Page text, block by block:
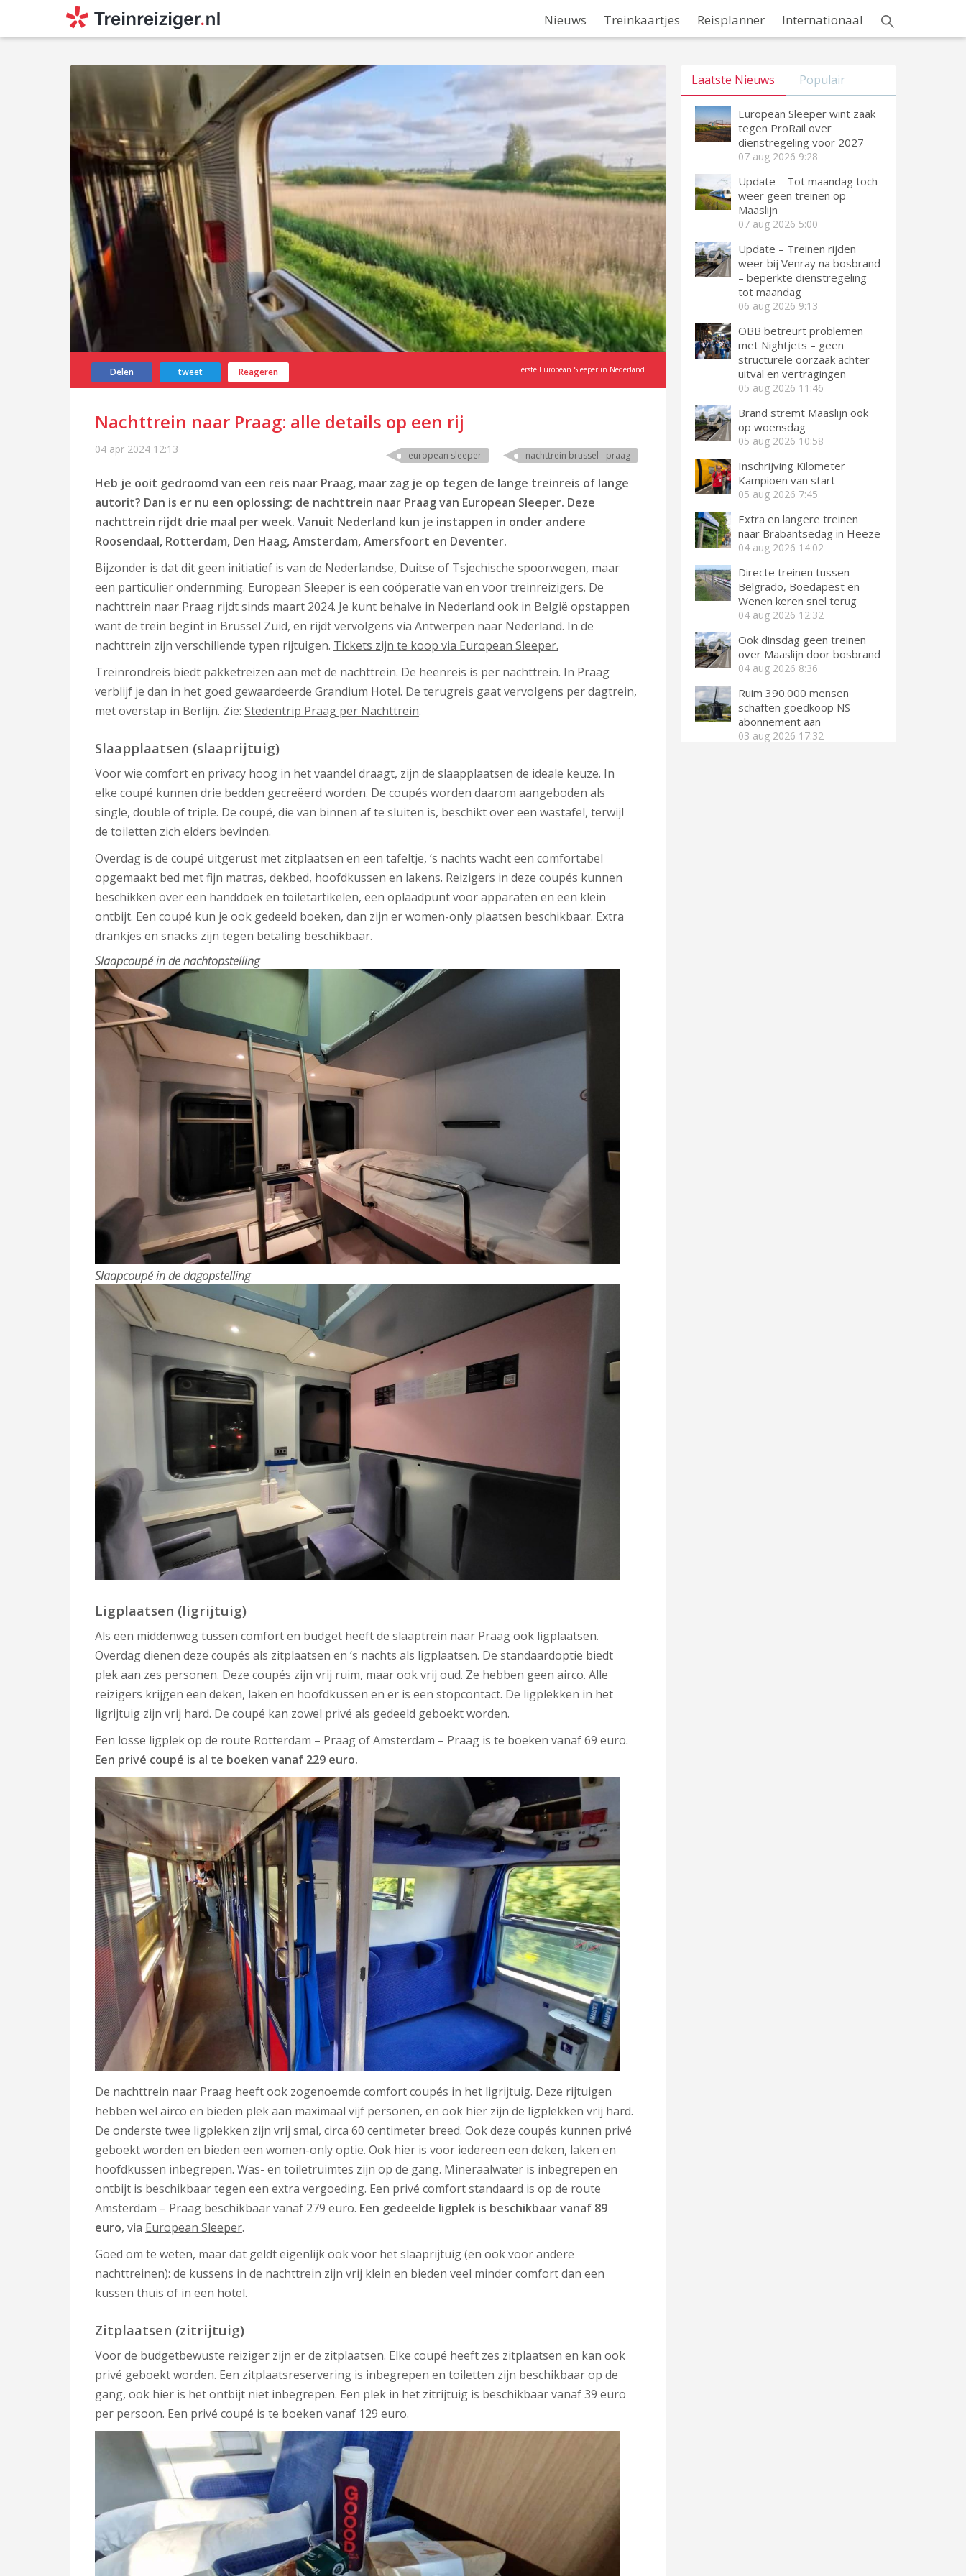
Nieuws Treinkaartjes Reisplanner Internationaal
Delen tweet Reageren Eerste European Sleeper in Nederland
Nachttrein naar Praag: alle details op een rij
04 apr 2024 12:13 european sleeper nachttrein brussel - praag
Heb je ooit gedroomd van een reis naar Praag, maar zag je op tegen de lange treinreis of lange
autorit? Dan is er nu een oplossing: de nachttrein naar Praag van European Sleeper. Deze
nachttrein rijdt drie maal per week. Vanuit Nederland kun je instappen in onder andere
Roosendaal, Rotterdam, Den Haag, Amsterdam, Amersfoort en Deventer.
Bijzonder is dat dit geen initiatief is van de Nederlandse, Duitse of Tsjechische spoorwegen, maar
een particulier ondernming. European Sleeper is een coöperatie van en voor treinreizigers. De
nachttrein naar Praag rijdt sinds maart 2024. Je kunt behalve in Nederland ook in België opstappen
want de trein begint in Brussel Zuid, en rijdt vervolgens via Antwerpen naar Nederland. In de
nachttrein zijn verschillende typen rijtuigen. Tickets zijn te koop via European Sleeper.
Treinrondreis biedt pakketreizen aan met de nachttrein. De heenreis is per nachttrein. In Praag
verblijf je dan in het goed gewaardeerde Grandium Hotel. De terugreis gaat vervolgens per dagtrein,
met overstap in Berlijn. Zie: Stedentrip Praag per Nachttrein.
Slaapplaatsen (slaaprijtuig)
Voor wie comfort en privacy hoog in het vaandel draagt, zijn de slaapplaatsen de ideale keuze. In
elke coupé kunnen drie bedden gecreëerd worden. De coupés worden daarom aangeboden als
single, double of triple. De coupé, die van binnen af te sluiten is, beschikt over een wastafel, terwijl
de toiletten zich elders bevinden.
Overdag is de coupé uitgerust met zitplaatsen en een tafeltje, ‘s nachts wacht een comfortabel
opgemaakt bed met fijn matras, dekbed, hoofdkussen en lakens. Reizigers in deze coupés kunnen
beschikken over een handdoek en toiletartikelen, een oplaadpunt voor apparaten en een klein
ontbijt. Een coupé kun je ook gedeeld boeken, dan zijn er women-only plaatsen beschikbaar. Extra
drankjes en snacks zijn tegen betaling beschikbaar.
Slaapcoupé in de nachtopstelling
Slaapcoupé in de dagopstelling
Ligplaatsen (ligrijtuig)
Als een middenweg tussen comfort en budget heeft de slaaptrein naar Praag ook ligplaatsen.
Overdag dienen deze coupés als zitplaatsen en ‘s nachts als ligplaatsen. De standaardoptie biedt
plek aan zes personen. Deze coupés zijn vrij ruim, maar ook vrij oud. Ze hebben geen airco. Alle
reizigers krijgen een deken, laken en hoofdkussen en er is een stopcontact. De ligplekken in het
ligrijtuig zijn vrij hard. De coupé kan zowel privé als gedeeld geboekt worden.
Een losse ligplek op de route Rotterdam – Praag of Amsterdam – Praag is te boeken vanaf 69 euro.
Een privé coupé is al te boeken vanaf 229 euro.
De nachttrein naar Praag heeft ook zogenoemde comfort coupés in het ligrijtuig. Deze rijtuigen
hebben wel airco en bieden plek aan maximaal vijf personen, en ook hier zijn de ligplekken vrij hard.
De onderste twee ligplekken zijn vrij smal, circa 60 centimeter breed. Ook deze coupés kunnen privé
geboekt worden en bieden een women-only optie. Ook hier is voor iedereen een deken, laken en
hoofdkussen inbegrepen. Was- en toiletruimtes zijn op de gang. Mineraalwater is inbegrepen en
ontbijt is beschikbaar tegen een extra vergoeding. Een privé comfort standaard is op de route
Amsterdam – Praag beschikbaar vanaf 279 euro. Een gedeelde ligplek is beschikbaar vanaf 89
euro, via European Sleeper.
Goed om te weten, maar dat geldt eigenlijk ook voor het slaaprijtuig (en ook voor andere
nachttreinen): de kussens in de nachttrein zijn vrij klein en bieden veel minder comfort dan een
kussen thuis of in een hotel.
Zitplaatsen (zitrijtuig)
Voor de budgetbewuste reiziger zijn er de zitplaatsen. Elke coupé heeft zes zitplaatsen en kan ook
privé geboekt worden. Een zitplaatsreservering is inbegrepen en toiletten zijn beschikbaar op de
gang, ook hier is het ontbijt niet inbegrepen. Een plek in het zitrijtuig is beschikbaar vanaf 39 euro
per persoon. Een privé coupé is te boeken vanaf 129 euro.
Laatste Nieuws Populair
European Sleeper wint zaak
tegen ProRail over
dienstregeling voor 2027
07 aug 2026 9:28
Update – Tot maandag toch
weer geen treinen op
Maaslijn
07 aug 2026 5:00
Update – Treinen rijden
weer bij Venray na bosbrand
– beperkte dienstregeling
tot maandag
06 aug 2026 9:13
ÖBB betreurt problemen
met Nightjets – geen
structurele oorzaak achter
uitval en vertragingen
05 aug 2026 11:46
Brand stremt Maaslijn ook
op woensdag
05 aug 2026 10:58
Inschrijving Kilometer
Kampioen van start
05 aug 2026 7:45
Extra en langere treinen
naar Brabantsedag in Heeze
04 aug 2026 14:02
Directe treinen tussen
Belgrado, Boedapest en
Wenen keren snel terug
04 aug 2026 12:32
Ook dinsdag geen treinen
over Maaslijn door bosbrand
04 aug 2026 8:36
Ruim 390.000 mensen
schaften goedkoop NS-
abonnement aan
03 aug 2026 17:32